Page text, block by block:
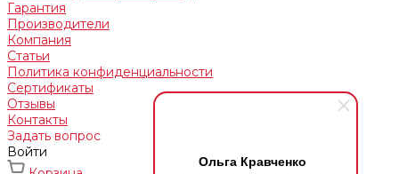
Ольга Кравченко
Гарантия
Производители
Компания
Статьи
Политика конфиденциальности
Сертификаты
Отзывы
Контакты
Задать вопрос
Войти